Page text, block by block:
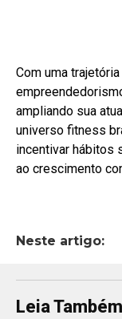
Com uma
ampliando sua
universo fitness
incentivar hábitos
ao crescimento
Neste artigo:
Leia